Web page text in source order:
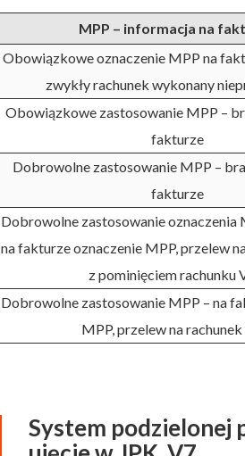
MPP – informacja na
Obowiązkowe oznaczenie MPP na
zwykły rachunek wykonany
Obowiązkowe zastosowanie MPP –
fakturze
Dobrowolne zastosowanie MPP –
fakturze
Dobrowolne zastosowanie oznaczenia
na fakturze oznaczenie MPP, przelew
z pominięciem rachunku
Dobrowolne zastosowanie MPP – na
MPP, przelew na
System podzielonej